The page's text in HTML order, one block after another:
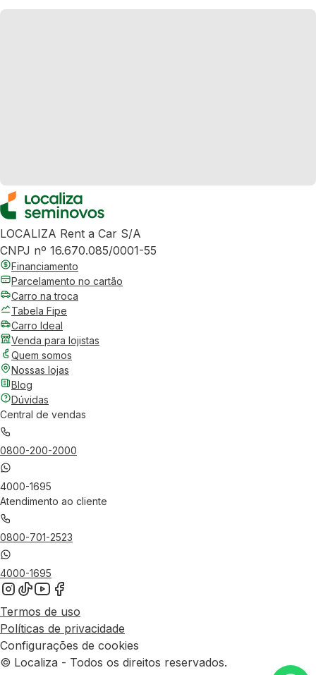
LOCALIZA Rent a Car S/A
CNPJ nº 16.670.085/0001-55
Financiamento
Parcelamento no cartão
Carro na troca
Tabela Fipe
Carro Ideal
Venda para lojistas
Quem somos
Nossas lojas
Blog
Dúvidas
Central de vendas
0800-200-2000
4000-1695
Atendimento ao cliente
0800-701-2523
4000-1695
Termos de uso
Políticas de privacidade
Configurações de cookies
© Localiza - Todos os direitos reservados.